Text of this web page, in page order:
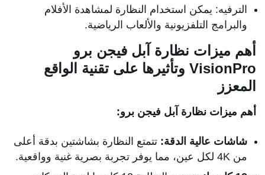
الترفيه: يمكن استخدام النظارة لمشاهدة الأفلام
والبرامج التلفزيونية والألعاب الرياضية.
أهم ميزات نظارة آبل فيجن برو
VisionPro وتأثيرها على تقنية الواقع
المعزز
أهم ميزات نظارة آبل فيجن برو:
شاشات عالية الدقة: تتمتع النظارة بشاشتين بدقة أعلى
من 4K لكل عين، مما يوفر تجربة بصرية غنية وواقعية.